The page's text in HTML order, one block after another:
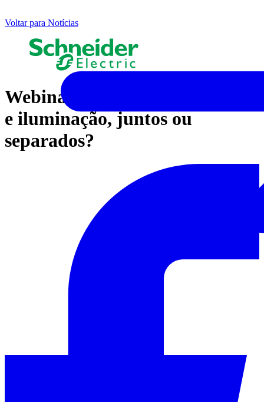
Voltar para Notícias
Webinar: Circuito de tomadas
e iluminação, juntos ou
separados?